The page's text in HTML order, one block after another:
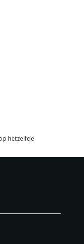
hetzelfde